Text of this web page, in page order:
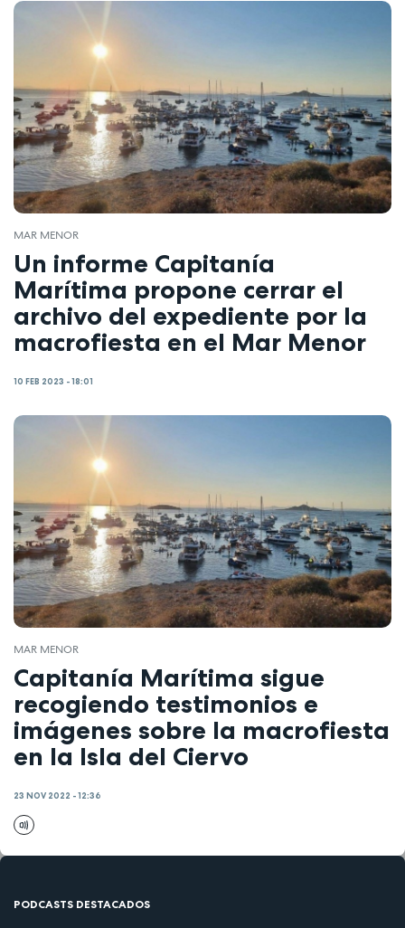
MAR MENOR
Un informe Capitanía
Marítima propone cerrar el
archivo del expediente por la
macrofiesta en el Mar Menor
10 FEB 2023 - 18:01
MAR MENOR
Capitanía Marítima sigue
recogiendo testimonios e
imágenes sobre la macrofiesta
en la Isla del Ciervo
23 NOV 2022 - 12:36
PODCASTS DESTACADOS